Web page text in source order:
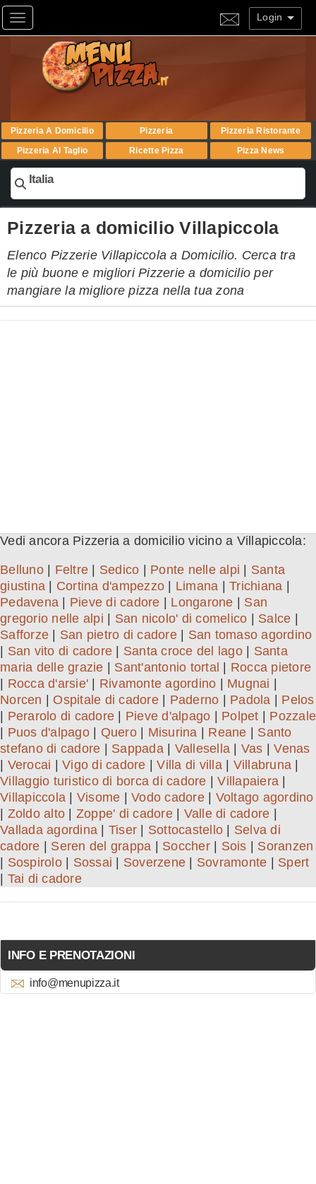
Toggle navigation Login
Pizzeria A Domicilio Pizzeria
Pizzeria Ristorante
Pizzeria Al Taglio
Ricette Pizza Pizza News
Italia
Pizzeria a domicilio Villapiccola
Elenco Pizzerie Villapiccola a Domicilio. Cerca tra
le più buone e migliori Pizzerie a domicilio per
mangiare la migliore pizza nella tua zona
Vedi ancora Pizzeria a domicilio vicino a Villapiccola:
Belluno| Feltre Sedico Ponte nelle alpi
Santa
giustina
Cortina d'ampezzo Limana Trichiana
Pedavena
Pieve di cadore Longarone
San
gregorio nelle alpi
San nicolo' di comelico Salce
Safforze
San pietro di cadore| San tomaso agordino
San vito di cadore Santa croce del lago| Santa
maria delle grazie
Sant'antonio tortal
Rocca pietore
Rocca d'arsie' Rivamonte agordino Mugnai
Norcen
Ospitale di cadore| Paderno Padola
Pelos
Perarolo di cadore Pieve d'alpago Polpet
Pozzale
Puos d'alpago| Quero| Misurina Reane
Santo
stefano di cadore
Sappada| Vallesella Vas |Venas
Verocai Vigo di cadore |Villa di villa| Villabruna
Villaggio turistico di borca di cadore |Villapaiera
Villapiccola
Visome Vodo cadore| Voltago agordino
Zoldo alto Zoppe' di cadore| Valle di cadore
Vallada agordina
Tiser Sottocastello
Selva di
cadore
Seren del grappa Soccher| Sois
Soranzen
Sospirolo| Sossai Soverzene Sovramonte
Spert
Tai di cadore
INFO E PRENOTAZIONI
info@menupizza.it